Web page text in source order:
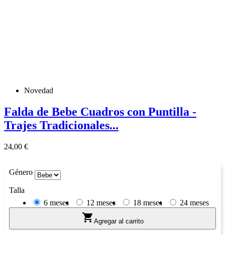
Novedad
Falda de Bebe Cuadros con Puntilla -
Trajes Tradicionales...
Precio
24,00 €
Género
Talla
6 meses
12 meses 18 meses 24 meses
 Agregar al carrito